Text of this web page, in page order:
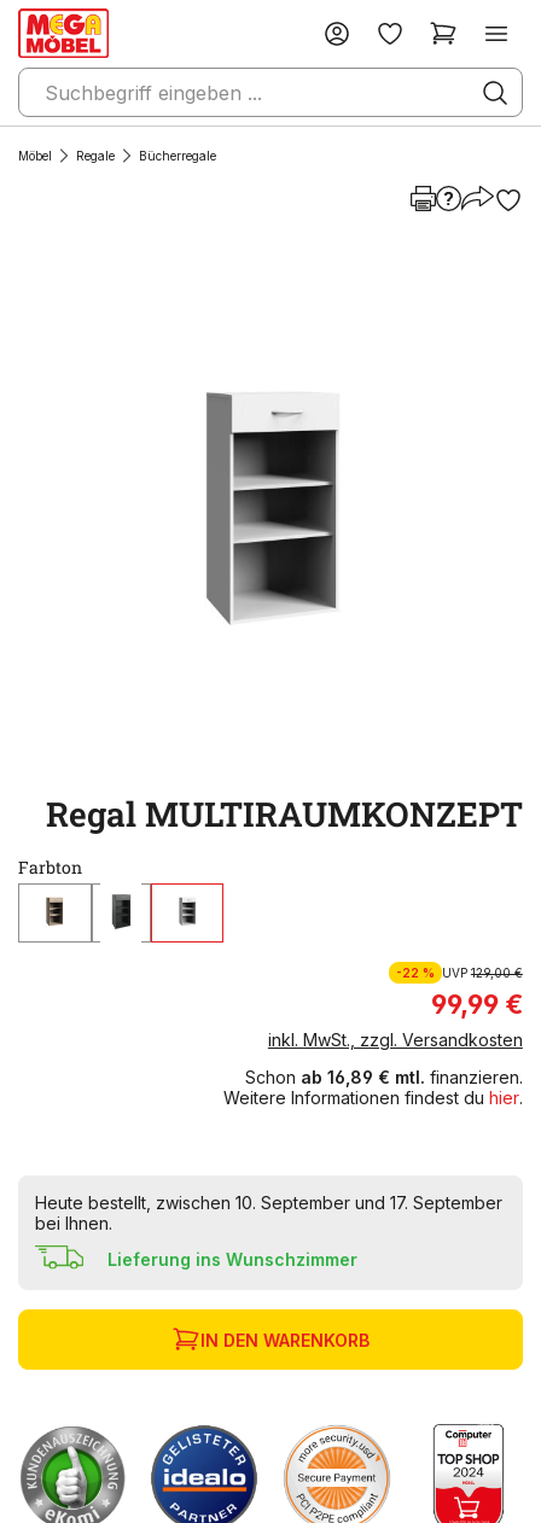
Möbel Regale Bücherregale
Regal MULTIRAUMKONZEPT
Farbton
-22 % UVP129,00 €
99,99 €
inkl. MwSt., zzgl. Versandkosten
Schon ab 16,89 € mtl. finanzieren.
Weitere Informationen findest du hier.
Heute bestellt, zwischen 10. September und 17. September
bei Ihnen.
Lieferung ins Wunschzimmer
IN DEN WARENKORB